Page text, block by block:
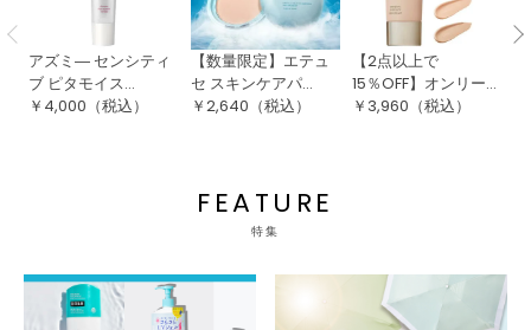
アズミ― センシティ
ブ ピタモイス...
￥ 4,000 （税込）
【数量限定】エテュ
セ スキンケアパ...
￥2,640 （税込）
【2点以上で
15％OFF】オンリー...
￥ 3,960 （税込）
FEATURE
特集